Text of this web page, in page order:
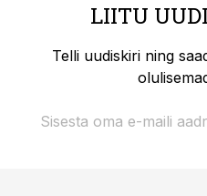
LIITU
Telli uudiskiri ning